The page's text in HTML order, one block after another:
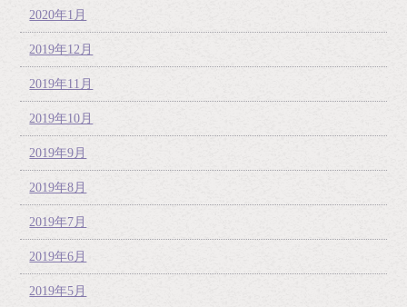
2020年1月
2019年12月
2019年11月
2019年10月
2019年9月
2019年8月
2019年7月
2019年6月
2019年5月